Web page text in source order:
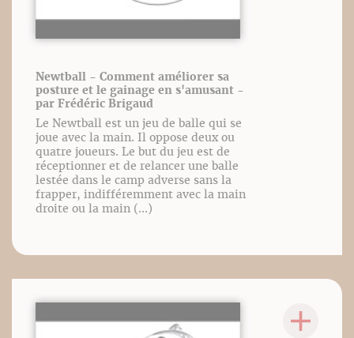
Newtball - Comment améliorer sa
posture et le gainage en s'amusant -
par Frédéric Brigaud
Le Newtball est un jeu de balle qui se
joue avec la main. Il oppose deux ou
quatre joueurs. Le but du jeu est de
réceptionner et de relancer une balle
lestée dans le camp adverse sans la
frapper, indifféremment avec la main
droite ou la main (...)